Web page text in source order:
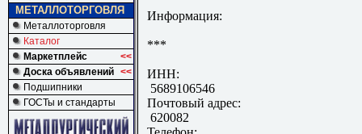
МЕТАЛЛОТОРГОВЛЯ
Металлоторговля
Каталог
Маркетплейс
<<
Доска объявлений <<
Подшипники
ГОСТы и стандарты
Информация:
***
ИНН:
5689106546
Почтовый адрес:
620082